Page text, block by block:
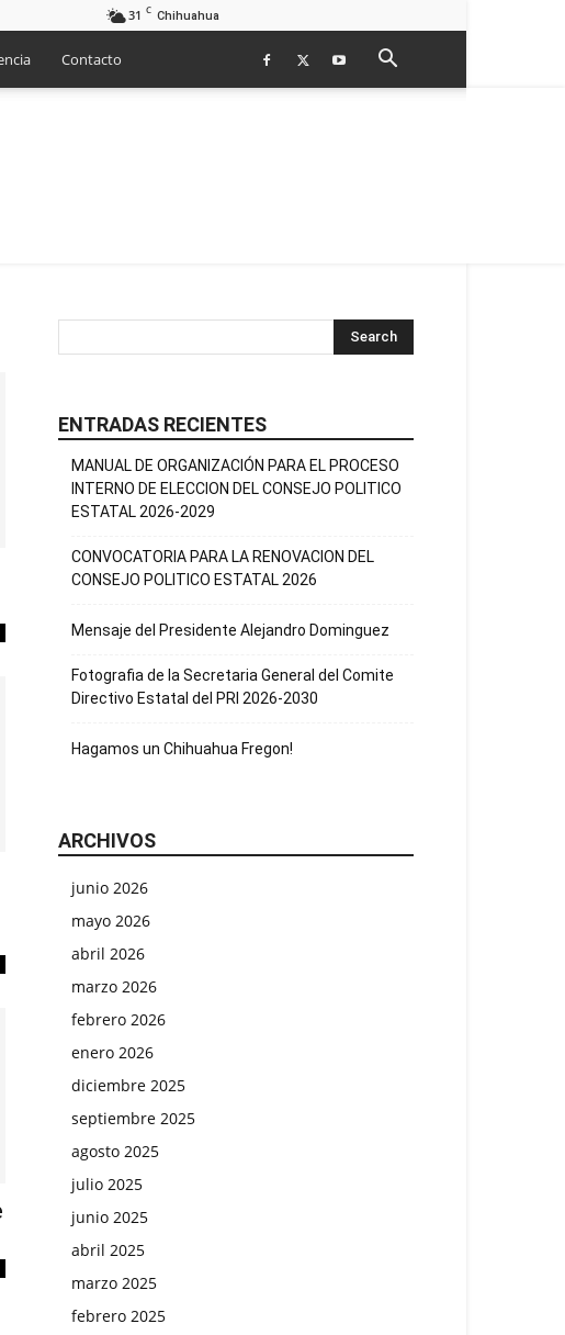
31 C Chihuahua
Contacto
ENTRADAS RECIENTES
MANUAL DE ORGANIZACIÓN PARA EL PROCESO
INTERNO DE ELECCION DEL CONSEJO POLITICO
ESTATAL 2026-2029
CONVOCATORIA PARA LA RENOVACION DEL
CONSEJO POLITICO ESTATAL 2026
Mensaje del Presidente Alejandro Dominguez
Fotografia de la Secretaria General del Comite
Directivo Estatal del PRI 2026-2030
Hagamos un Chihuahua Fregon!
ARCHIVOS
junio 2026
mayo 2026
abril 2026
marzo 2026
febrero 2026
enero 2026
diciembre 2025
septiembre 2025
agosto 2025
julio 2025
junio 2025
abril 2025
marzo 2025
febrero 2025